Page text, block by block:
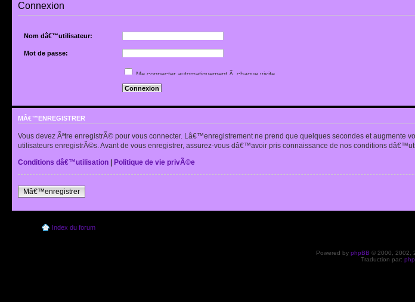
Connexion
Nom dâ€™utilisateur:
Mot de passe:
Renvoyer lâ€™e-mail de confirmation
Me connecter automatiquement Ã chaque visite
Cacher mon statut en ligne pour cette session
MÂ€™ENREGISTRER
Vous devez Ãªtre enregistrÃ© pour vous connecter. Lâ€™enregistrement ne prend que quelques secondes et
utilisateurs enregistrÃ©s. Avant de vous enregistrer, assurez-vous dâ€™avoir pris connaissance de nos conditions
Conditions dâ€™utilisation
Politique de vie privÃ©e
Mâ€™enregistrer
Index du forum
Powered by phpBB © 2000, 2002,
Traduction par: